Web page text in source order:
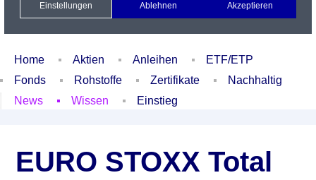
Xetra Realtime
Watchlist Portfolio Login
Home Aktien Anleihen
ETF/ETP
Fonds
Rohstoffe Zertifikate
Nachhaltig
News
Wissen Einstieg
EURO STOXX Total
Einstellungen Ablehnen Akzeptieren